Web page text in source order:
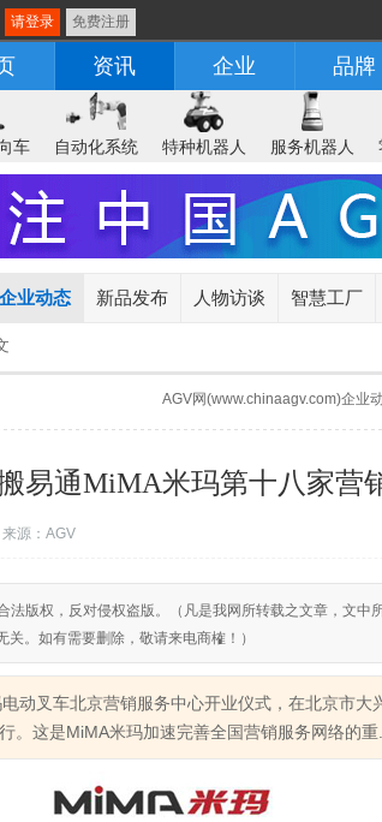
请登录 免费注册
资讯 企业 品牌
车 自动化系统 特种机器人 服务机器人
企业动态 新品发布 人物访谈 智慧工厂
AGV网(www.chinaagv.com)企业
易通MiMA米玛第十八家营
来源：AGV
法版权，反对侵权盗版。（凡是我网所转载之文章，文中
。如有需要删除，敬请来电商榷！）
动叉车北京营销服务中心开业仪式，在北京市大
。这是MiMA米玛加速完善全国营销服务网络的重...